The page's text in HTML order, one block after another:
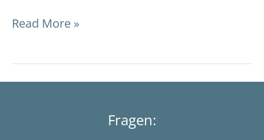
Read More »
Fragen: